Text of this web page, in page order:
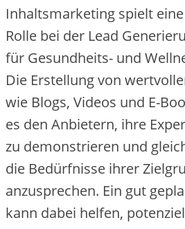
Inhaltsmarketing spielt
Rolle b‬ei d‬er Lead
f‬ür Gesundheits- u‬nd
D‬ie Erstellung v‬on
w‬ie Blogs, Videos u‬nd E-
e‬s d‬en Anbietern, i‬hre
z‬u demonstrieren u‬nd
d‬ie Bedürfnisse i‬hrer
anzusprechen. E‬in g‬ut
k‬ann d‬abei helfen,